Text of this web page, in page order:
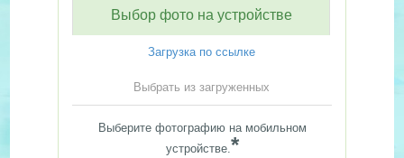
Выбор фото на устройстве
Загрузка по ссылке
Выбрать из загруженных
Выберите фотографию на мобильном
устройстве.*